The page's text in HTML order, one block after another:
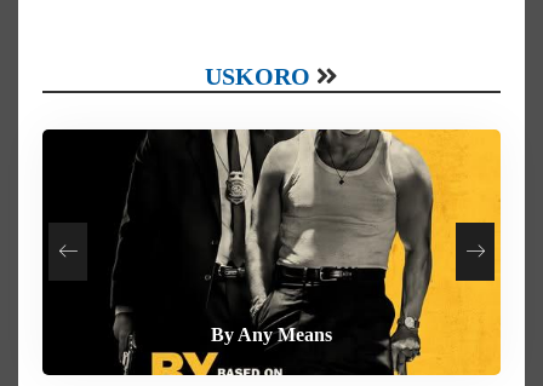
USKORO
Heart of the Beast
Behemoth
How To Rob A Bank
By Any Means